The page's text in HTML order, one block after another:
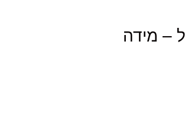
– מידה